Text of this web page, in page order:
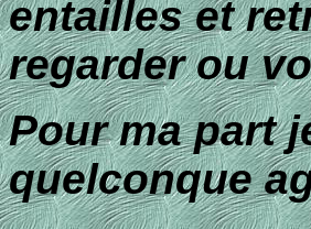
entailles et
regarder ou
Pour ma part
quelconque